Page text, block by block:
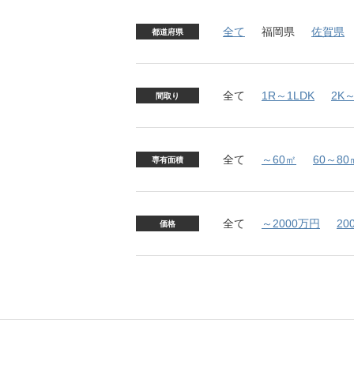
都道府県 全て 福岡県 佐賀県
間取り 全て 1R～1LDK 2K
専有面積 全て ～60㎡ 60～80
価格 全て ～2000万円